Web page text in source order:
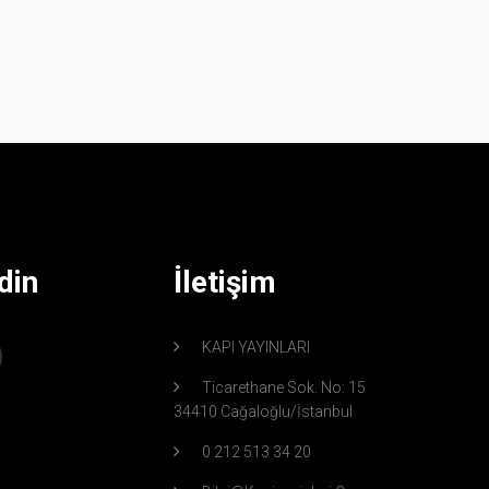
İletişim
KAPI YAYINLARI
Ticarethane Sok. No: 15
34410 Cağaloğlu/İstanbul
0 212 513 34 20